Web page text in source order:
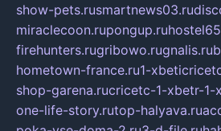
show-pets.rusmartnews03.ru
miraclecoon.rupongup.ru
firehunters.rugribowo.rugnalis.ru
hometown-france.ru1-
shop-garena.rucricetc-1-xbetr-1-
one-life-story.rutop-halyava.ru